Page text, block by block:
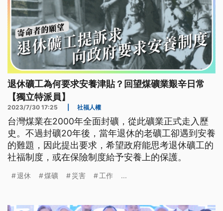
退休礦工為何要求安養津貼？回望煤礦業艱辛日常
【獨立特派員】
2023/7/30 17:25 社福人權
台灣煤業在2000年全面封礦，從此礦業正式走入歷
史。不過封礦20年後，當年退休的老礦工卻遇到安養
的難題，因此提出要求，希望政府能思考退休礦工的
社福制度，或在保險制度給予安養上的保護。
退休 煤礦 災害 工作 ...